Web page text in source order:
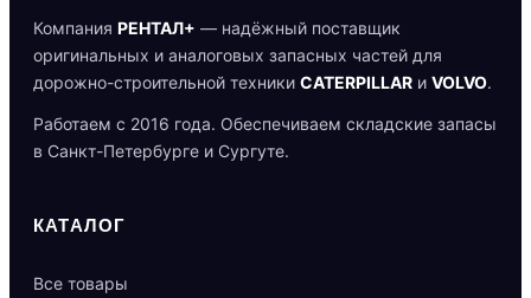
Компания РЕНТАЛ+ — надёжный поставщик
оригинальных и аналоговых запасных частей для
дорожно-строительной техники CATERPILLAR и VOLVO.
Работаем с 2016 года. Обеспечиваем складские запасы
в Санкт-Петербурге и Сургуте.
КАТАЛОГ
Все товары